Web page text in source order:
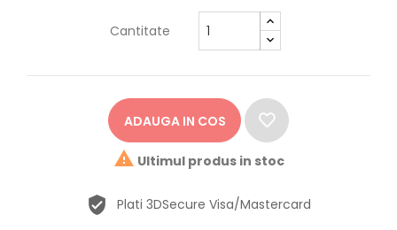
Cantitate
ADAUGA IN COS
 Ultimul produs in stoc
Plati 3DSecure Visa/Mastercard